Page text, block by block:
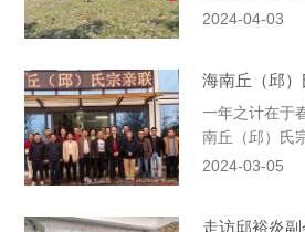
2024-04-03
一年之计在于
南丘（邱）氏
2024-03-05